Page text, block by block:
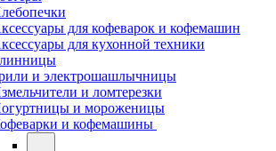
для кофеварок и кофемашин
для кухонной техники
и электрошашлычницы
и ломтерезки
и мороженицы
и кофемашины